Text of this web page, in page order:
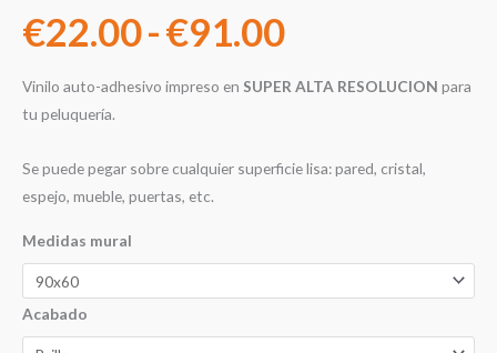
€22.00-€91.00
Vinilo auto-adhesivo impreso en SUPER ALTA RESOLUCION para
tu peluquería.
Se puede pegar sobre cualquier superficie lisa: pared, cristal,
espejo, mueble, puertas, etc.
Medidas mural
Acabado